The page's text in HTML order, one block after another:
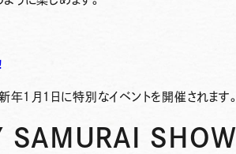
１月１日に特別なイベントを開催されます。
SAMURAI SHOW